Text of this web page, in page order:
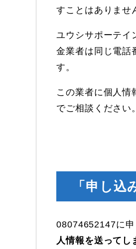
すことはありませ
ユウシサポーテイ
金業者は同じ電話
す。
この業者に個人情
でご相談ください。
「申し
08074652147に申
人情報を送ってし